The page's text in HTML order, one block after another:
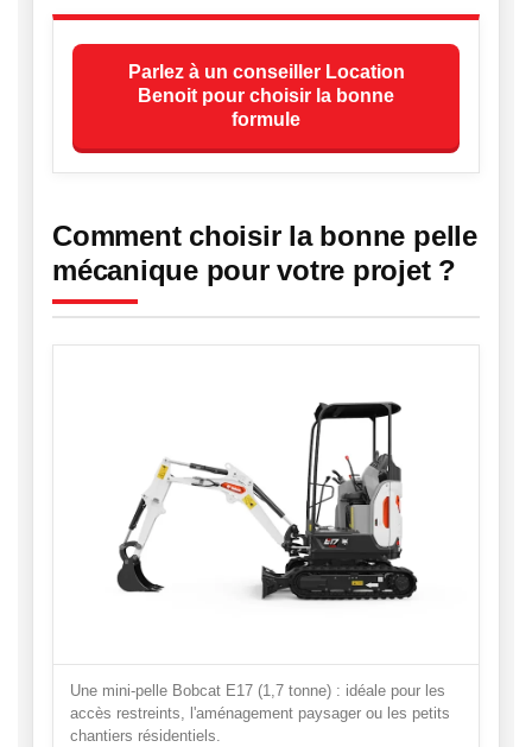
Parlez à un conseiller Location
Benoit pour choisir la bonne
formule
Comment choisir la bonne pelle
mécanique pour votre projet ?
Une mini-pelle Bobcat E17 (1,7 tonne) : idéale pour les
accès restreints, l'aménagement paysager ou les petits
chantiers résidentiels.